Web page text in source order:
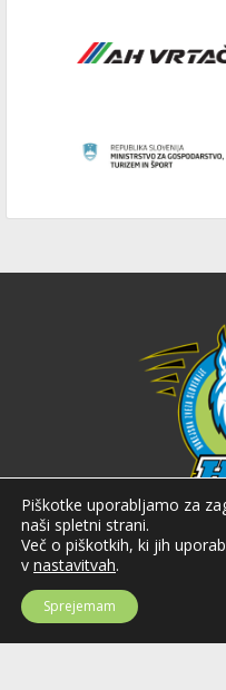
Hokejska
Hokejska zveza Slovenije (HZS)
hokeja v Sloveniji.
mednarodnih hokejskih ligah in
Piškotke uporabljamo za
naši spletni strani.
Več o piškotkih, ki jih
v nastavitvah.
Sprejemam